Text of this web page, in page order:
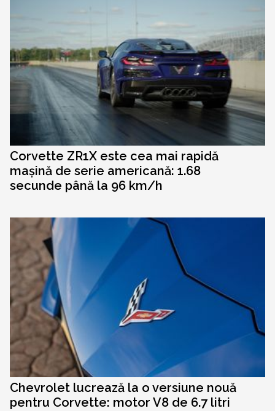
Corvette ZR1X este cea mai rapidă
mașină de serie americană: 1.68
secunde până la 96 km/h
Chevrolet lucrează la o versiune nouă
pentru Corvette: motor V8 de 6.7 litri